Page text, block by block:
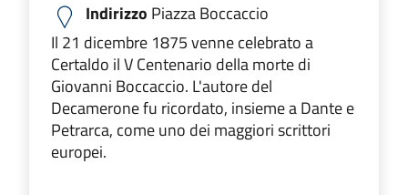
Indirizzo Piazza Boccaccio
Il 21 dicembre 1875 venne celebrato a
Certaldo il V Centenario della morte di
Giovanni Boccaccio. L'autore del
Decamerone fu ricordato, insieme a Dante e
Petrarca, come uno dei maggiori scrittori
europei.